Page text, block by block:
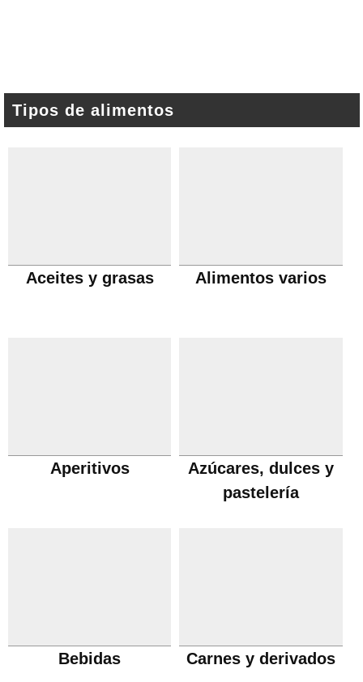
Tipos de alimentos
Aceites y grasas Alimentos varios
Aperitivos
Azúcares, dulces y
pastelería
Bebidas Carnes y derivados